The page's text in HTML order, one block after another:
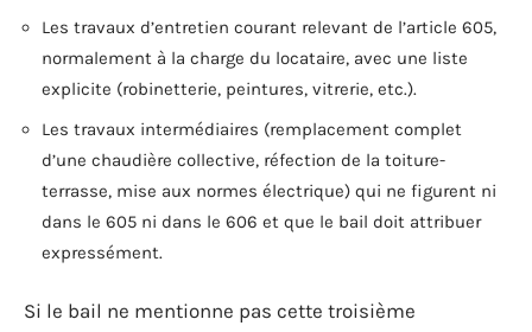
Les travaux d’entretien courant relevant de l’article 605,
normalement à la charge du locataire, avec une liste
explicite (robinetterie, peintures, vitrerie, etc.).
Les travaux intermédiaires (remplacement complet
d’une chaudière collective, réfection de la toiture-
terrasse, mise aux normes électrique) qui ne figurent ni
dans le 605 ni dans le 606 et que le bail doit attribuer
expressément.
Si le bail ne mentionne pas cette troisième